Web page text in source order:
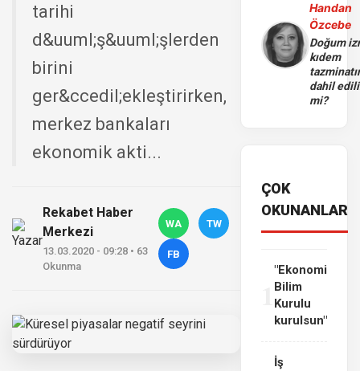
tarihi
d&uuml;ş&uuml;şlerden
birini
ger&ccedil;ekleştirirken,
merkez bankaları
ekonomik akti...
Rekabet Haber
Merkezi
13.03.2020 - 09:28 • 63
Okunma
WA TW
FB
Handan
Özcebe
Doğum
kıdem
dahil
mi?
ÇOK
OKUNANLAR
"Ekonomi
Bilim
Kurulu
kurulsun"
İş